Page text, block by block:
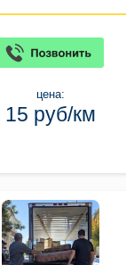
цена:
15 руб/км